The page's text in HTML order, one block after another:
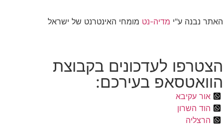
האתר נבנה ע"י מדיה-נט מומחי האינטרנט של ישראל
הצטרפו לעדכונים בקבוצת
הוואטסאפ בעירכם:
אור עקיבא
הוד השרון
הרצליה